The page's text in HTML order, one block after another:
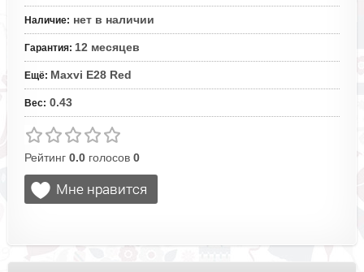
Наличие: нет в наличии
Гарантия: 12 месяцев
Ещё: Maxvi E28 Red
Вес: 0.43
Рейтинг 0.0голосов 0